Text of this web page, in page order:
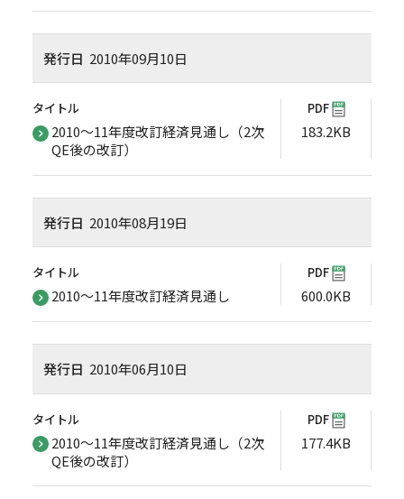
発行日 2010年09月10日
タイトル
2010～11年度改訂経済見通し（2次
QE後の改訂）
PDF
183.2KB
発行日 2010年08月19日
タイトル
2010～11年度改訂経済見通し
PDF
600.0KB
発行日 2010年06月10日
タイトル
2010～11年度改訂経済見通し（2次
QE後の改訂）
PDF
177.4KB